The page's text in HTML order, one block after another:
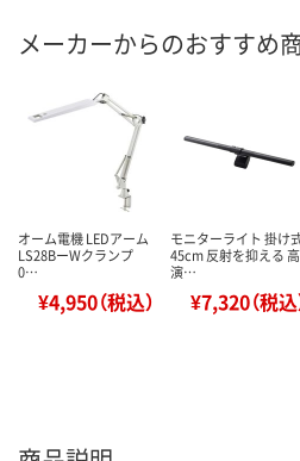
メーカーからのおすすめ
オーム電機 LEDアーム
LS28BーWクランプ
0…
¥4,950（税込）
モニターライト 掛け
45cm 反射を抑える 高
演…
¥7,320（税込